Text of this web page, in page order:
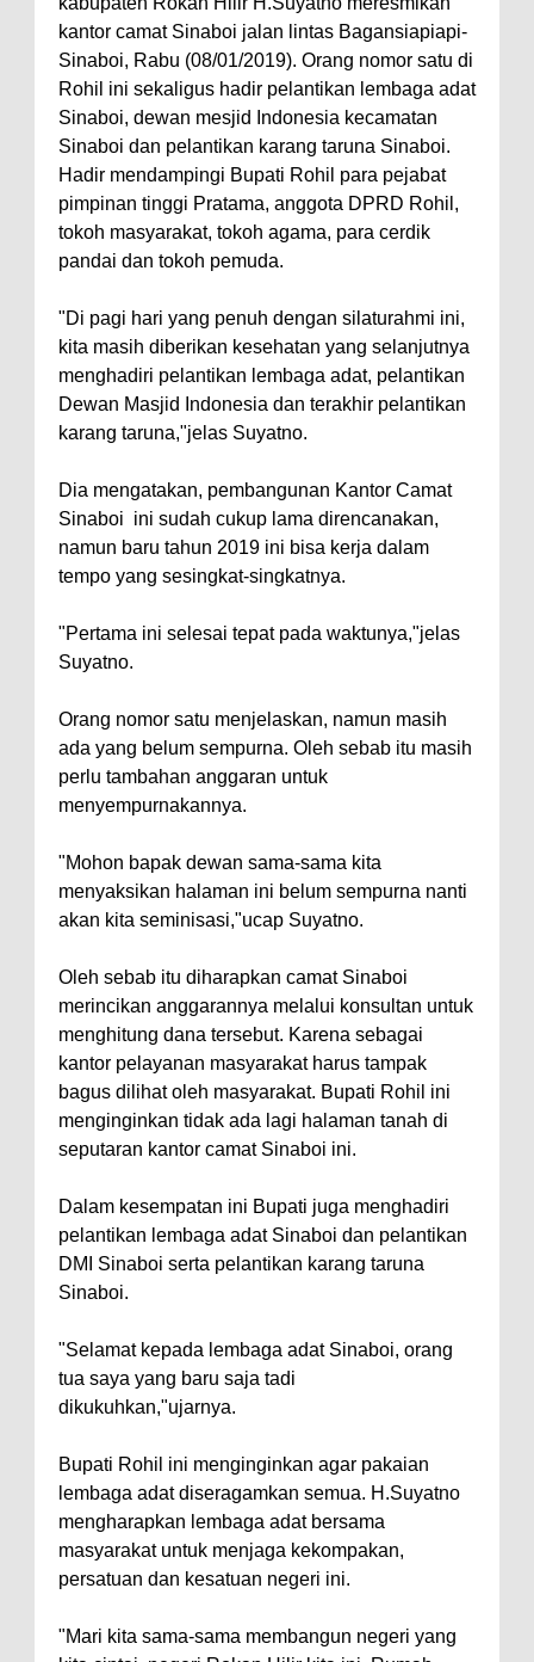
kantor camat Sinaboi jalan lintas Bagansiapiapi-
Sinaboi, Rabu (08/01/2019). Orang nomor satu di
Rohil ini sekaligus hadir pelantikan lembaga adat
Sinaboi, dewan mesjid Indonesia kecamatan
Sinaboi dan pelantikan karang taruna Sinaboi.
Hadir mendampingi Bupati Rohil para pejabat
pimpinan tinggi Pratama, anggota DPRD Rohil,
tokoh masyarakat, tokoh agama, para cerdik
pandai dan tokoh pemuda.
"Di pagi hari yang penuh dengan silaturahmi ini,
kita masih diberikan kesehatan yang selanjutnya
menghadiri pelantikan lembaga adat, pelantikan
Dewan Masjid Indonesia dan terakhir pelantikan
karang taruna,"jelas Suyatno.
Dia mengatakan, pembangunan Kantor Camat
Sinaboi ini sudah cukup lama direncanakan,
namun baru tahun 2019 ini bisa kerja dalam
tempo yang sesingkat-singkatnya.
"Pertama ini selesai tepat pada waktunya,"jelas
Suyatno.
Orang nomor satu menjelaskan, namun masih
ada yang belum sempurna. Oleh sebab itu masih
perlu tambahan anggaran untuk
menyempurnakannya.
"Mohon bapak dewan sama-sama kita
menyaksikan halaman ini belum sempurna nanti
akan kita seminisasi,"ucap Suyatno.
Oleh sebab itu diharapkan camat Sinaboi
merincikan anggarannya melalui konsultan untuk
menghitung dana tersebut. Karena sebagai
kantor pelayanan masyarakat harus tampak
bagus dilihat oleh masyarakat. Bupati Rohil ini
menginginkan tidak ada lagi halaman tanah di
seputaran kantor camat Sinaboi ini.
Dalam kesempatan ini Bupati juga menghadiri
pelantikan lembaga adat Sinaboi dan pelantikan
DMI Sinaboi serta pelantikan karang taruna
Sinaboi.
"Selamat kepada lembaga adat Sinaboi, orang
tua saya yang baru saja tadi
dikukuhkan,"ujarnya.
Bupati Rohil ini menginginkan agar pakaian
lembaga adat diseragamkan semua. H.Suyatno
mengharapkan lembaga adat bersama
masyarakat untuk menjaga kekompakan,
persatuan dan kesatuan negeri ini.
"Mari kita sama-sama membangun negeri yang